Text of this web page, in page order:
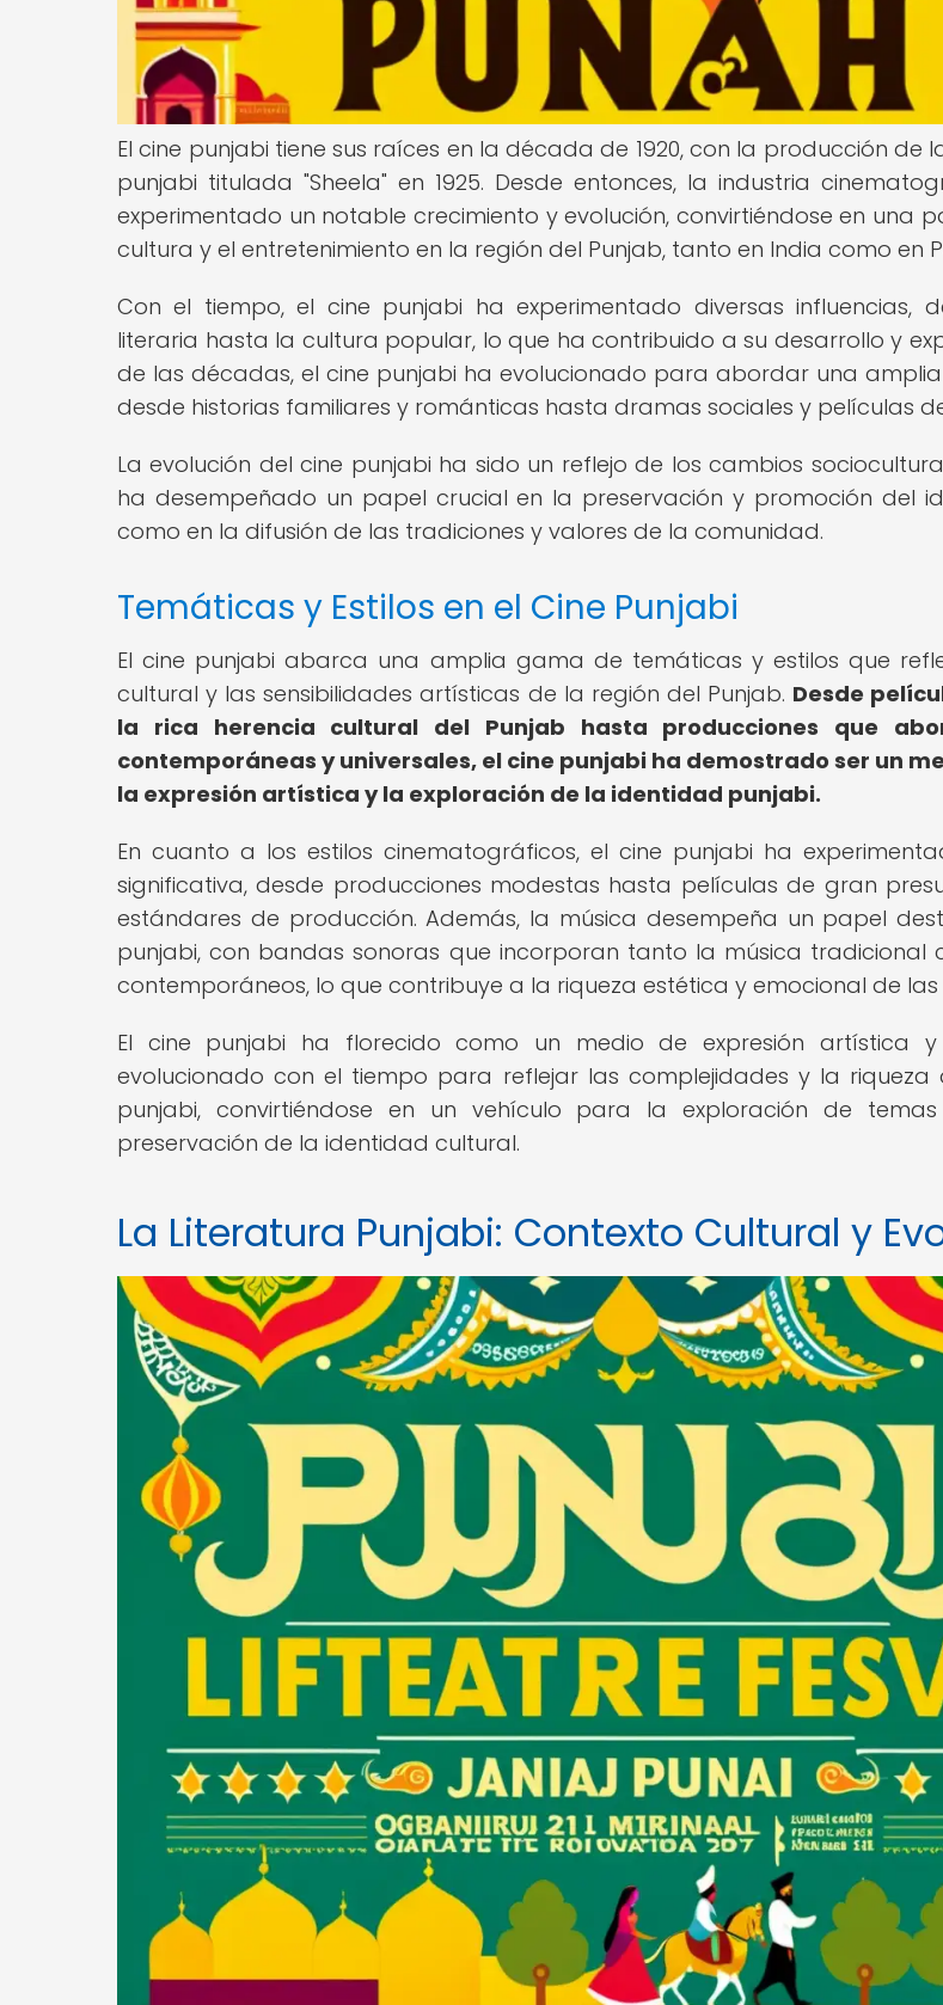
El cine punjabi tiene sus raíces en la década de 1920, con la producción de
punjabi titulada "Sheela" en 1925. Desde entonces, la industria
experimentado un notable crecimiento y evolución, convirtiéndose en una
cultura y el entretenimiento en la región del Punjab, tanto en India como en
Con el tiempo, el cine punjabi ha experimentado diversas influencias,
literaria hasta la cultura popular, lo que ha contribuido a su desarrollo y
de las décadas, el cine punjabi ha evolucionado para abordar una
desde historias familiares y románticas hasta dramas sociales y películas
La evolución del cine punjabi ha sido un reflejo de los cambios
ha desempeñado un papel crucial en la preservación y promoción del
como en la difusión de las tradiciones y valores de la comunidad.
Temáticas y Estilos en el Cine Punjabi
El cine punjabi abarca una amplia gama de temáticas y estilos que
cultural y las sensibilidades artísticas de la región del Punjab. Desde
la rica herencia cultural del Punjab hasta producciones que
contemporáneas y universales, el cine punjabi ha demostrado ser un
la expresión artística y la exploración de la identidad punjabi.
En cuanto a los estilos cinematográficos, el cine punjabi ha
significativa, desde producciones modestas hasta películas de gran
estándares de producción. Además, la música desempeña un papel
punjabi, con bandas sonoras que incorporan tanto la música tradicional
contemporáneos, lo que contribuye a la riqueza estética y emocional de las
El cine punjabi ha florecido como un medio de expresión artística
evolucionado con el tiempo para reflejar las complejidades y la
punjabi, convirtiéndose en un vehículo para la exploración de
preservación de la identidad cultural.
La Literatura Punjabi: Contexto Cultural y